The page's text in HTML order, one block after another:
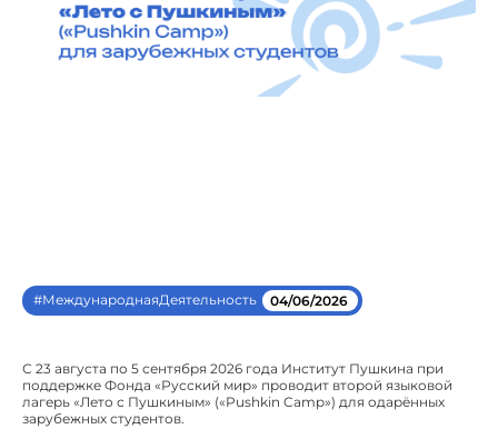
#МеждународнаяДеятельность 04/06/2026
С 23 августа по 5 сентября 2026 года Институт Пушкина при
поддержке Фонда «Русский мир» проводит второй языковой
лагерь «Лето с Пушкиным» («Pushkin Camp») для одарённых
зарубежных студентов.